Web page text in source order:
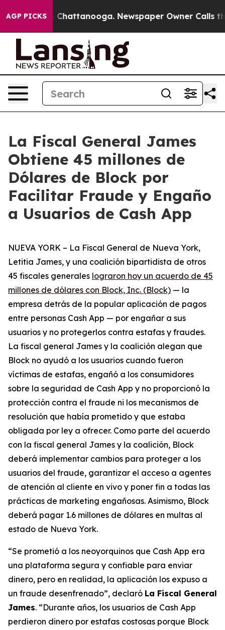
AGP PICKS
in Chattanooga. Newspaper Owner Calls the
La Fiscal General James
Obtiene 45 millones de
Dólares de Block por
Facilitar Fraude y Engaño
a Usuarios de Cash App
NUEVA YORK – La Fiscal General de Nueva York,
Letitia James, y una coalición bipartidista de otros
45 fiscales generales lograron hoy un acuerdo de 45
millones de dólares con Block, Inc. (Block) — la
empresa detrás de la popular aplicación de pagos
entre personas Cash App — por engañar a sus
usuarios y no protegerlos contra estafas y fraudes.
La fiscal general James y la coalición alegan que
Block no ayudó a los usuarios cuando fueron
víctimas de estafas, engañó a los consumidores
sobre la seguridad de Cash App y no proporcionó la
protección contra el fraude ni los mecanismos de
resolución que había prometido y que estaba
obligada por ley a ofrecer. Como parte del acuerdo
con la fiscal general James y la coalición, Block
deberá implementar cambios para proteger a los
usuarios del fraude, garantizar el acceso a agentes
de atención al cliente en vivo y poner fin a todas las
prácticas de marketing engañosas. Asimismo, Block
deberá pagar 1.6 millones de dólares en multas al
estado de Nueva York.
“Se prometió a los neoyorquinos que Cash App era
una plataforma segura y confiable para enviar
dinero, pero en realidad, la aplicación los expuso a
un fraude desenfrenado”, declaró La Fiscal General
James. “Durante años, los usuarios de Cash App
perdieron dinero por estafas costosas porque Block